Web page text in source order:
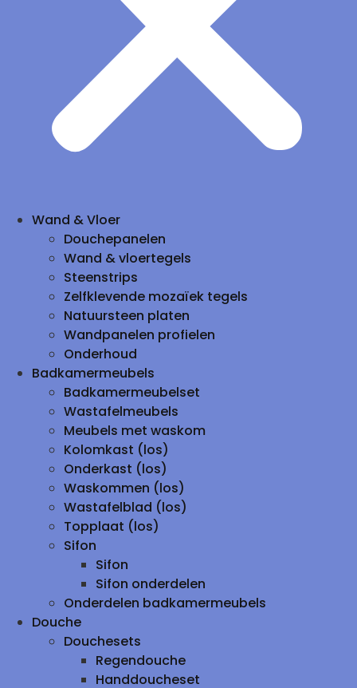
Wand & Vloer
Douchepanelen
Wand & vloertegels
Steenstrips
Zelfklevende mozaïek tegels
Natuursteen platen
Wandpanelen profielen
Onderhoud
Badkamermeubels
Badkamermeubelset
Wastafelmeubels
Meubels met waskom
Kolomkast (los)
Onderkast (los)
Waskommen (los)
Wastafelblad (los)
Topplaat (los)
Sifon
Sifon
Sifon onderdelen
Onderdelen badkamermeubels
Douche
Douchesets
Regendouche
Handdoucheset